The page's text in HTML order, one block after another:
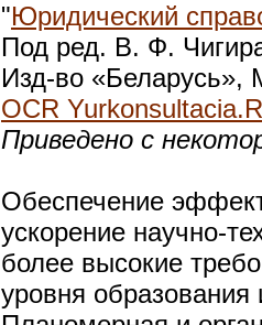
"Юридический
Под ред. В. Ф.
Изд-во «Беларусь»,
OCR
Приведено с
Обеспечение
ускорение научно-
более высокие
уровня